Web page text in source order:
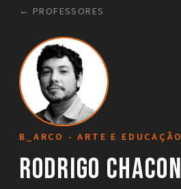
← PROFESSORES
B_ARCO - ARTE E EDUCAÇÃO
Rodrigo Chacon